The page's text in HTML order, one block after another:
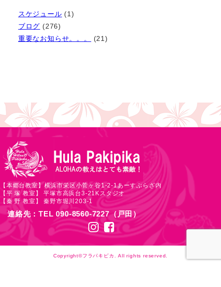
スケジュール (1)
ブログ (276)
重要なお知らせ。。。
(21)
【本郷台教室】横浜市栄区小菅ヶ谷1-2-1あーすぷらざ内
【平 塚 教室】 平塚市高浜台3-21Kスタジオ
【秦 野 教室】 秦野市堀川203-1
連絡先：TEL 090-8560-7227（戸田）
Copyright©フラパキピカ. All rights reserved.